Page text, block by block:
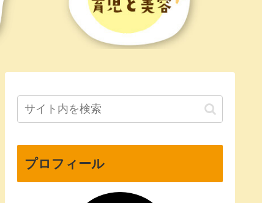
プロフィール